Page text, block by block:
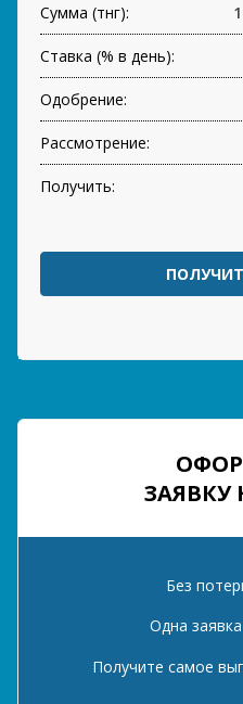
Сумма (тнг):
Ставка (% в день):
Одобрение:
Рассмотрение:
Получить:
ЗАЯВКУ
Без
Одна
Получите самое